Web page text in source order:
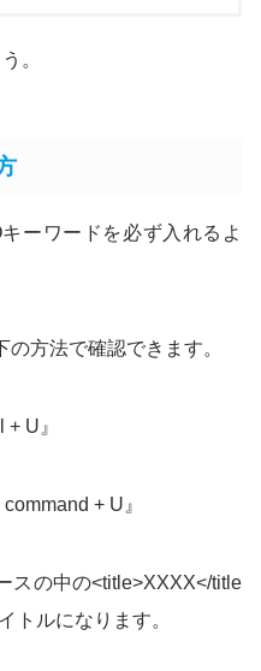
。
ーワードを必ず入れるよ
方法で確認できます。
U』
+ U』
スの中の<title>XXXX</title
トルになります。